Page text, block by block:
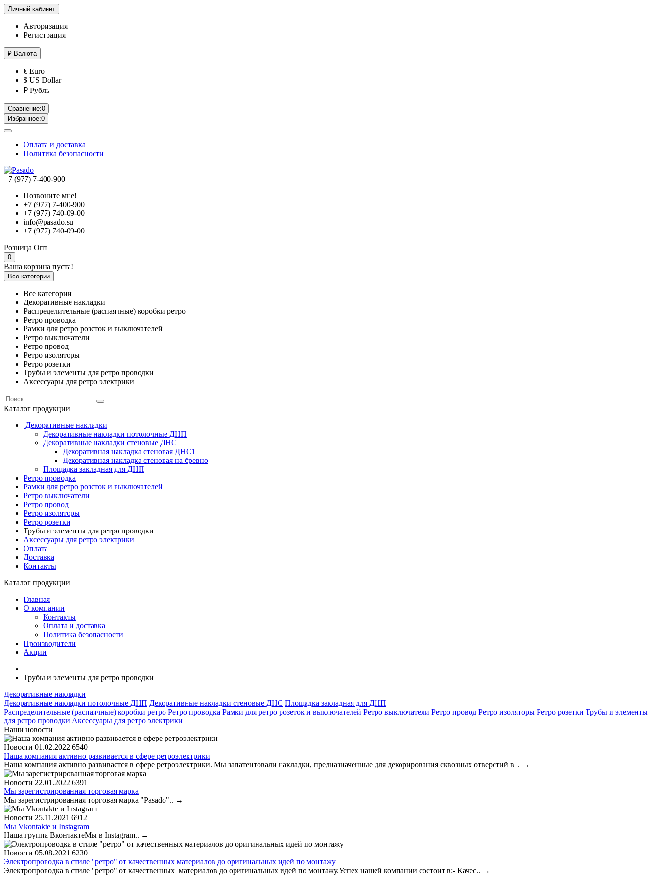
Личный кабинет
Авторизация
Регистрация
₽ Валюта
€ Euro
$ US Dollar
₽ Рубль
Сравнение:0
Избранное:0
Оплата и доставка
Политика безопасности
+7 (977) 7-400-900
Позвоните мне!
+7 (977) 7-400-900
+7 (977) 740-09-00
info@pasado.su
+7 (977) 740-09-00
Розница Опт
0
Ваша корзина пуста!
Все категории
Все категории
Декоративные накладки
Распределительные (распаячные) коробки ретро
Ретро проводка
Рамки для ретро розеток и выключателей
Ретро выключатели
Ретро провод
Ретро изоляторы
Ретро розетки
Трубы и элементы для ретро проводки
Аксессуары для ретро электрики
Каталог продукции
Декоративные накладки
Декоративные накладки потолочные ДНП
Декоративные накладки стеновые ДНС
Декоративная накладка стеновая ДНС1
Декоративная накладка стеновая на бревно
Площадка закладная для ДНП
Ретро проводка
Рамки для ретро розеток и выключателей
Ретро выключатели
Ретро провод
Ретро изоляторы
Ретро розетки
Трубы и элементы для ретро проводки
Аксессуары для ретро электрики
Оплата
Доставка
Контакты
Каталог продукции
Главная
О компании
Контакты
Оплата и доставка
Политика безопасности
Производители
Акции
Трубы и элементы для ретро проводки
Декоративные накладки
Декоративные накладки потолочные ДНП Декоративные накладки стеновые ДНС Площадка закладная для ДНП
Распределительные (распаячные) коробки ретро Ретро проводка Рамки для ретро розеток и выключателей Ретро выключатели Ретро провод Ретро изоляторы Ретро розетки Трубы и элементы
для ретро проводки Аксессуары для ретро электрики
Наши новости
Новости 01.02.2022 6540
Наша компания активно развивается в сфере ретроэлектрики
Наша компания активно развивается в сфере ретроэлектрики. Мы запатентовали накладки, предназначенные для декорирования сквозных отверстий в .. →
Новости 22.01.2022 6391
Мы зарегистрированная торговая марка
Мы зарегистрированная торговая марка "Pasado".. →
Новости 25.11.2021 6912
Мы Vkontakte и Instagram
Наша группа ВконтактеМы в Instagram.. →
Новости 05.08.2021 6230
Электропроводка в стиле "ретро" от качественных материалов до оригинальных идей по монтажу
Электропроводка в стиле "ретро" от качественных материалов до оригинальных идей по монтажу.Успех нашей компании состоит в:- Качес.. →